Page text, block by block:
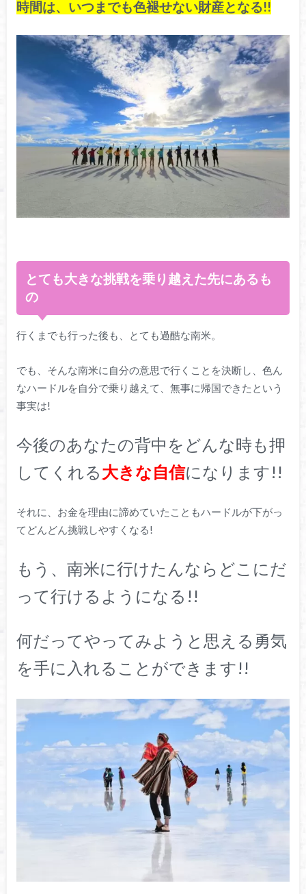
時間は、いつまでも色褪せない財産となる!!
とても大きな挑戦を乗り越えた先にあるも
の
行くまでも行った後も、とても過酷な南米。
でも、そんな南米に自分の意思で行くことを決断し、色ん
なハードルを自分で乗り越えて、無事に帰国できたという
事実は!
今後のあなたの背中をどんな時も押
してくれる大きな自信になります!!
それに、お金を理由に諦めていたこともハードルが下がっ
てどんどん挑戦しやすくなる!
もう、南米に行けたんならどこにだ
って行けるようになる!!
何だってやってみようと思える勇気
を手に入れることができます!!